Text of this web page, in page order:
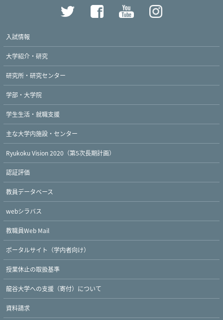
入試情報
大学紹介・研究
研究所・研究センター
学部・大学院
学生生活・就職支援
主な大学内施設・センター
Ryukoku Vision 2020（第5次長期計画）
認証評価
教員データベース
webシラバス
教職員Web Mail
ポータルサイト（学内者向け）
授業休止の取扱基準
龍谷大学への支援（寄付）について
資料請求